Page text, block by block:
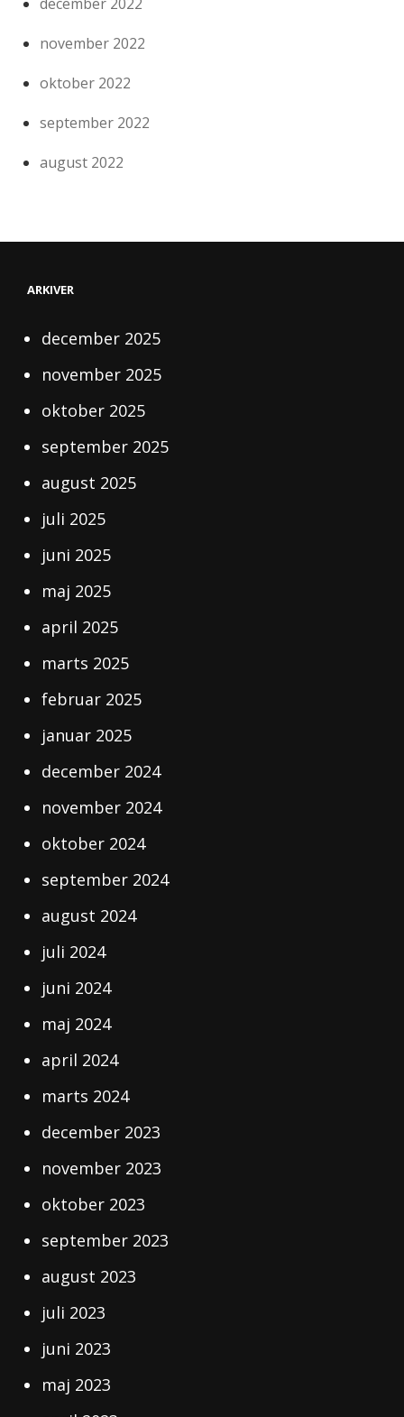
november 2022
oktober 2022
september 2022
august 2022
ARKIVER
december 2025
november 2025
oktober 2025
september 2025
august 2025
juli 2025
juni 2025
maj 2025
april 2025
marts 2025
februar 2025
januar 2025
december 2024
november 2024
oktober 2024
september 2024
august 2024
juli 2024
juni 2024
maj 2024
april 2024
marts 2024
december 2023
november 2023
oktober 2023
september 2023
august 2023
juli 2023
juni 2023
maj 2023